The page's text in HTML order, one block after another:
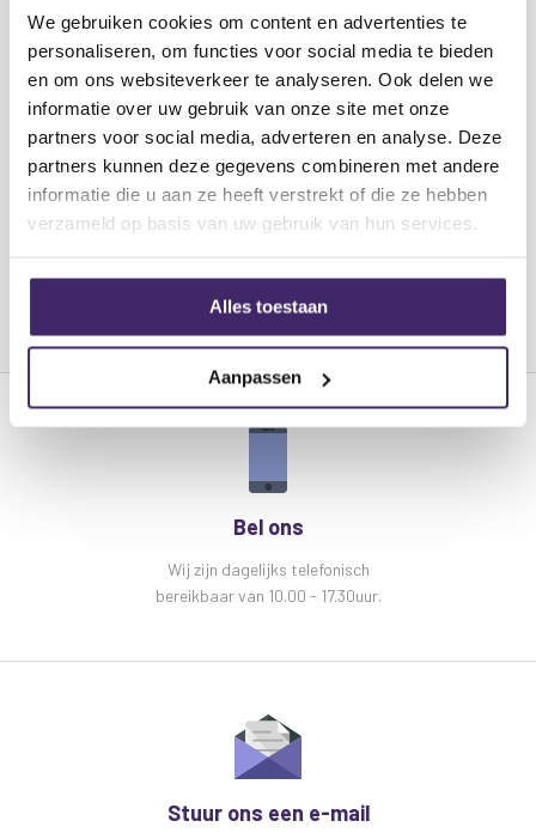
We gebruiken cookies om content en advertenties te
personaliseren, om functies voor social media te bieden
en om ons websiteverkeer te analyseren. Ook delen we
informatie over uw gebruik van onze site met onze
partners voor social media, adverteren en analyse. Deze
partners kunnen deze gegevens combineren met andere
informatie die u aan ze heeft verstrekt of die ze hebben
verzameld op basis van uw gebruik van hun services.
Alles toestaan
Aanpassen
afscherming als een algehele gevlochten aluminium
afscherming ter bescherming tegen overspraak
tussen paren of externe overspraak. Deze
hoogwaardige kabels hebben connectoren die niet
kunnen haken en zijn ontworpen voor ultrasnelle
gegevensoverdracht tot 10 Gbps bij bandbreedtes tot
600 MHz.
kabel:
Zuiver koperen 26AWG-geleiders met S/FTP-
Ondersteunt frequenties tot 600 MHz en is
Hoogwaardige, haakvrije connectoren
Specificaties Av:Link Cat7 S/FTP RJ45
Ethernet kabel:
Zwart
Gegevensoverdrachtssnelheid:Tot 10 Gbps
Lees meer
Bel ons
Wij zijn dagelijks telefonisch
bereikbaar van 10.00 - 17.30uur.
Stuur ons een e-mail